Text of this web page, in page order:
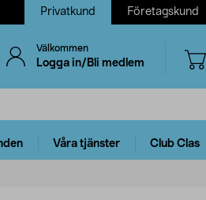
Privatkund Företagskund
Välkommen
Logga in/Bli medlem
Våra tjänster Club Clas